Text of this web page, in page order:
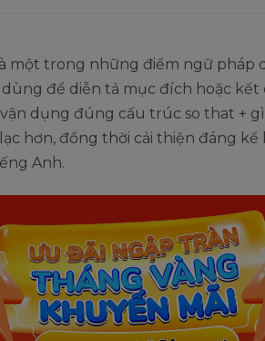
một trong những điểm ngữ pháp
để diễn tả mục đích hoặc kết
dụng đúng cấu trúc so that +
hơn, đồng thời cải thiện đáng kể
Anh.